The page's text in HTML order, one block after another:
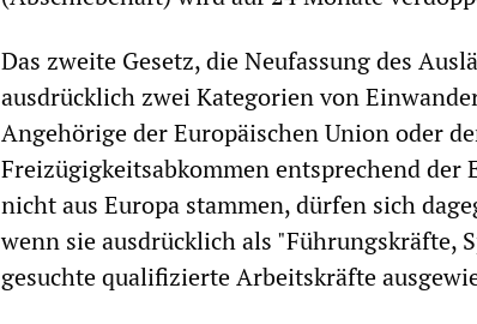
Das zweite Gesetz, die Neufassung des
ausdrücklich zwei Kategorien von
Angehörige der Europäischen Union oder
Freizügigkeitsabkommen entsprechend der
nicht aus Europa stammen, dürfen sich
wenn sie ausdrücklich als "Führungskräfte,
gesuchte qualifizierte Arbeitskräfte